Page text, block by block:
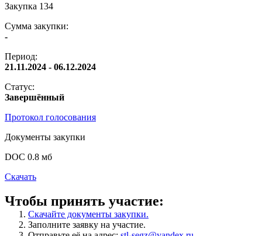
Закупка 134
Сумма закупки:
-
Период:
21.11.2024 - 06.12.2024
Статус:
Завершённый
Протокол голосования
Документы закупки
DOC 0.8 мб
Скачать
Чтобы принять участие:
Скачайте документы закупки.
Заполните заявку на участие.